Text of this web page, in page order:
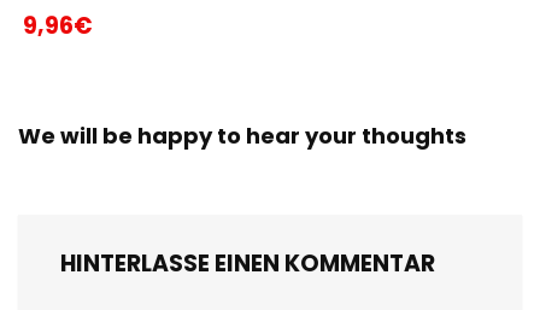
9,96€
We will be happy to hear your thoughts
HINTERLASSE EINEN KOMMENTAR